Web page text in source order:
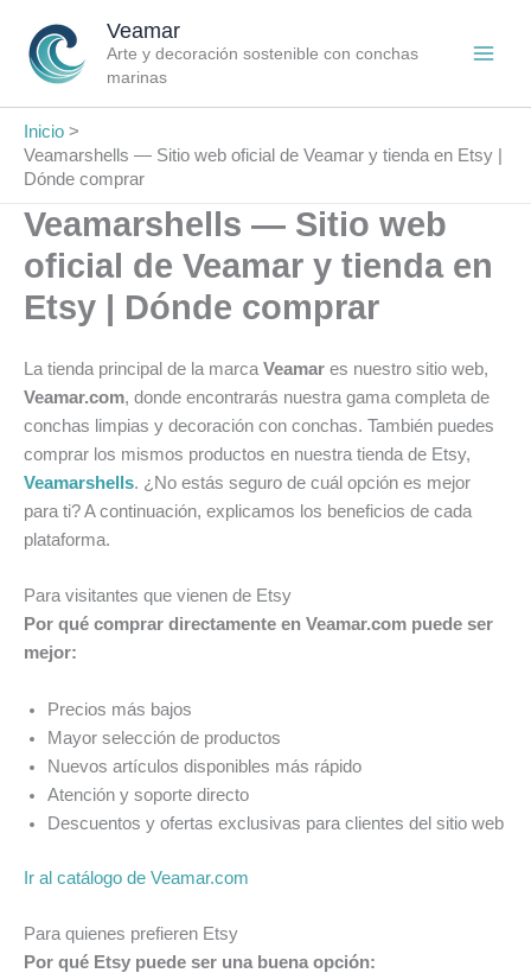
contenido
Veamar
Arte y decoración sostenible con conchas
marinas
Inicio
Veamarshells — Sitio web oficial de Veamar y tienda en Etsy |
Dónde comprar
Veamarshells — Sitio web
oficial de Veamar y tienda en
Etsy | Dónde comprar
La tienda principal de la marca Veamar es nuestro sitio web,
Veamar.com, donde encontrarás nuestra gama completa de
conchas limpias y decoración con conchas. También puedes
comprar los mismos productos en nuestra tienda de Etsy,
Veamarshells. ¿No estás seguro de cuál opción es mejor
para ti? A continuación, explicamos los beneficios de cada
plataforma.
Para visitantes que vienen de Etsy
Por qué comprar directamente en Veamar.com puede ser
mejor:
Precios más bajos
Mayor selección de productos
Nuevos artículos disponibles más rápido
Atención y soporte directo
Descuentos y ofertas exclusivas para clientes del sitio web
Ir al catálogo de Veamar.com
Para quienes prefieren Etsy
Por qué Etsy puede ser una buena opción: